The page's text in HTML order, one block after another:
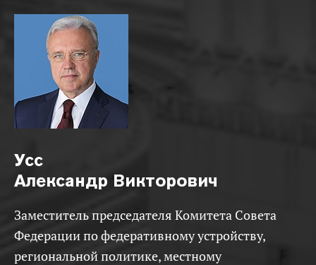
Усс
Александр Викторович
Заместитель председателя Комитета Совета
Федерации по федеративному устройству,
региональной политике, местному